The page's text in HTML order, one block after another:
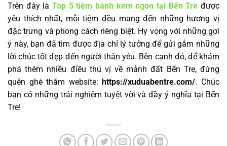
Trên đây là Top 5 tiệm bánh kem ngon tại Bến Tre được
yêu thích nhất, mỗi tiệm đều mang đến những hương vị
đặc trưng và phong cách riêng biệt. Hy vọng với những gợi
ý này, bạn đã tìm được địa chỉ lý tưởng để gửi gắm những
lời chúc tốt đẹp đến người thân yêu. Bên cạnh đó, để khám
phá thêm nhiều điều thú vị về mảnh đất Bến Tre, đừng
quên ghé thăm website:https://xuduabentre.com/. Chúc
bạn có những trải nghiệm tuyệt vời và đầy ý nghĩa tại Bến
Tre!